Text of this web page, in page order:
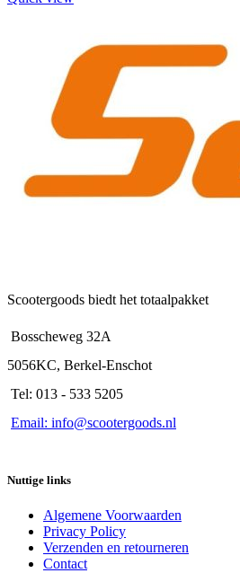
Scootergoods biedt het totaalpakket
Bosscheweg 32A
5056KC, Berkel-Enschot
Tel: 013 - 533 5205
Email: info@scootergoods.nl
Nuttige links
Algemene Voorwaarden
Privacy Policy
Verzenden en retourneren
Contact